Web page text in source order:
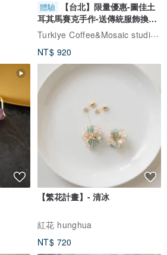
體驗
【台北】限量優惠-圖佳土
耳其馬賽克手作-送傳統服飾換裝
體驗
Turkiye Coffee&Mosaic studio土耳其咖啡與馬賽克燈工作坊
NT$ 920
【繁花計畫】- 清冰
紅花 hunghua
NT$ 720